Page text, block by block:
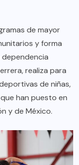
de mayor
y forma
realiza para
de niñas,
han puesto en
y de México.